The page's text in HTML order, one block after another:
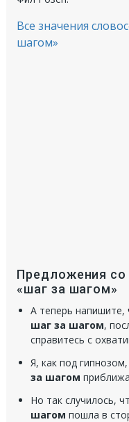
Все значения
шагом»
Предложения со
«шаг за шагом»
А теперь напишите,
шаг за шагом,
справитесь с
Я, как под
за шагом
Но так случилось,
шагом пошла в